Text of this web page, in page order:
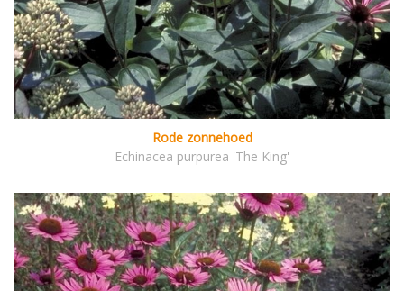
Rode zonnehoed
Echinacea purpurea 'The King'